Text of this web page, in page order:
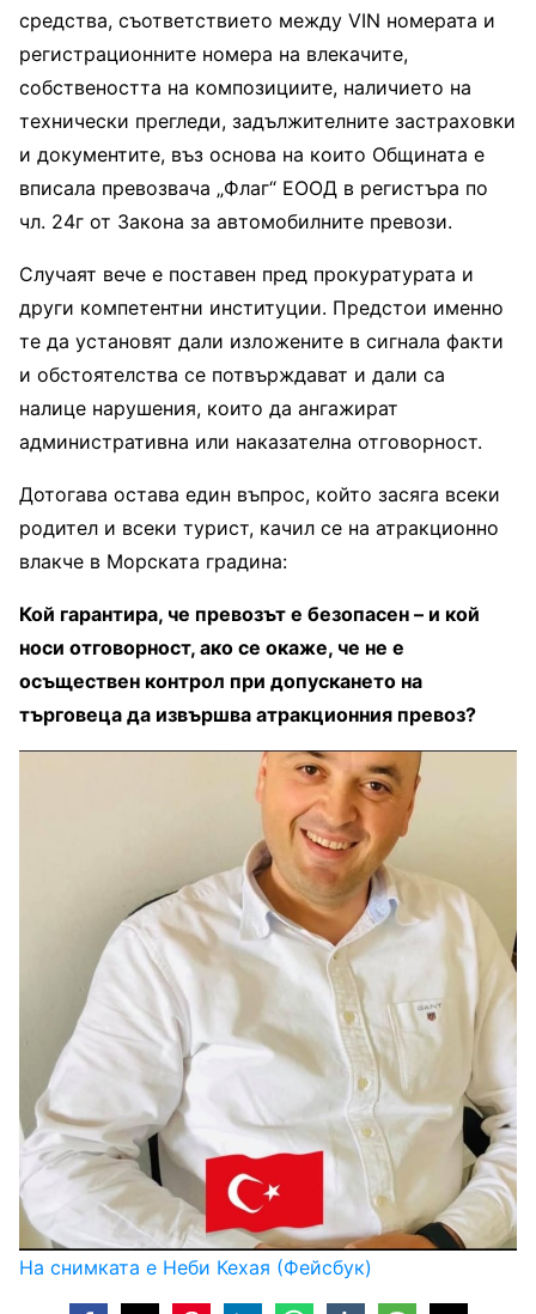
средства, съответствието между VIN номерата и
регистрационните номера на влекачите,
собствеността на композициите, наличието на
технически прегледи, задължителните застраховки
и документите, въз основа на които Общината е
вписала превозвача „Флаг“ ЕООД в регистъра по
чл. 24г от Закона за автомобилните превози.
Случаят вече е поставен пред прокуратурата и
други компетентни институции. Предстои именно
те да установят дали изложените в сигнала факти
и обстоятелства се потвърждават и дали са
налице нарушения, които да ангажират
административна или наказателна отговорност.
Дотогава остава един въпрос, който засяга всеки
родител и всеки турист, качил се на атракционно
влакче в Морската градина:
Кой гарантира, че превозът е безопасен – и кой
носи отговорност, ако се окаже, че не е
осъществен контрол при допускането на
търговеца да извършва атракционния превоз?
На снимката е Неби Кехая (Фейсбук)